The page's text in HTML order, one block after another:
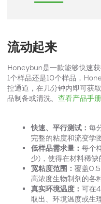
流动起来
Honeybun是一款能够快速
1个样品还是10个样品，
控通道，在几分钟内即可获
品制备或清洗。 查看产品手册
快速、平行测试： 每
完整的粘度和流变学
低样品需求量： 每个
少)，使得在材料稀
宽粘度范围： 覆盖
高浓度生物制剂的各
真实环境温度： 可在
取出、环境温度或生